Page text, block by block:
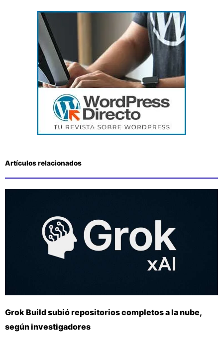
Artículos relacionados
Grok Build subió repositorios completos a la nube,
según investigadores